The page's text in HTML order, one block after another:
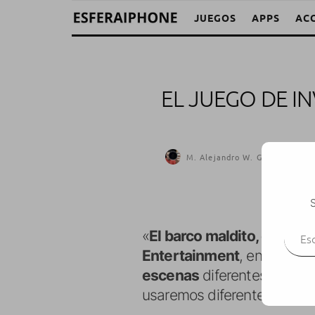
JUEGOS APPS
EL JUEGO DE
M. Alejandro W. García
«El barco maldito,
Entertainment, en el que
escenas diferentes,
usaremos diferentes